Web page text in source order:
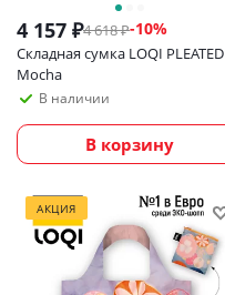
4 157 ₽4 618₽-10%
Складная сумка LOQI PLEATED
Mocha
В наличии
В корзину
АКЦИЯ